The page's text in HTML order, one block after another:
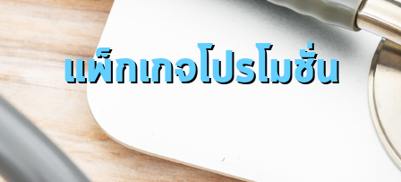
แพ็กเกจโปรโมชั่น